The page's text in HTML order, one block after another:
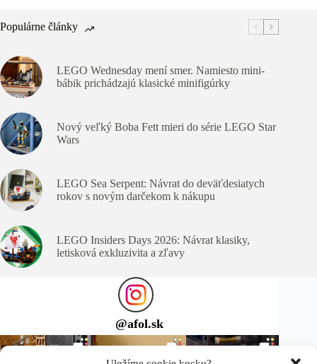
Populárne články
LEGO Wednesday mení smer. Namiesto mini-
bábik prichádzajú klasické minifigúrky
Nový veľký Boba Fett mieri do série LEGO Star
Wars
LEGO Sea Serpent: Návrat do deväťdesiatych
rokov s novým darčekom k nákupu
LEGO Insiders Days 2026: Návrat klasiky,
letisková exkluzivita a zľavy
@afol.sk